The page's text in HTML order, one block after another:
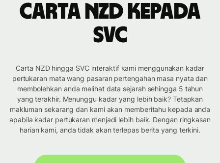
Carta NZD kepada
SVC
Carta NZD hingga SVC interaktif kami menggunakan kadar
pertukaran mata wang pasaran pertengahan masa nyata dan
membolehkan anda melihat data sejarah sehingga 5 tahun
yang terakhir. Menunggu kadar yang lebih baik? Tetapkan
makluman sekarang dan kami akan memberitahu kepada anda
apabila kadar pertukaran menjadi lebih baik. Dengan ringkasan
harian kami, anda tidak akan terlepas berita yang terkini.